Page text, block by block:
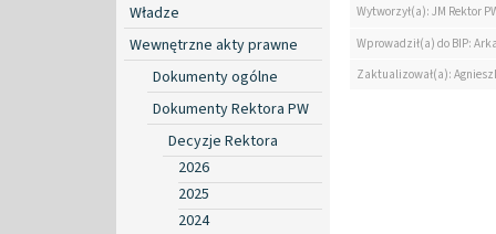
Władze
Wewnętrzne akty prawne
Dokumenty ogólne
Dokumenty Rektora PW
Decyzje Rektora
2026
2025
2024
Wytworzył(a): JM Rektor
Wprowadził(a) do BIP:
Zaktualizował(a):